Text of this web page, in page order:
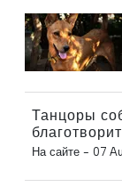
Танцоры
кошек
На сайте - 07